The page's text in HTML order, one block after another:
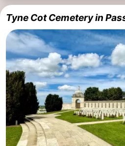
Tyne Cot Cemetery in